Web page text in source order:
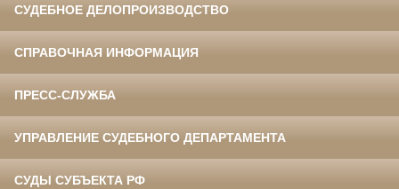
СУДЕБНОЕ ДЕЛОПРОИЗВОДСТВО
СПРАВОЧНАЯ ИНФОРМАЦИЯ
ПРЕСС-СЛУЖБА
УПРАВЛЕНИЕ СУДЕБНОГО ДЕПАРТАМЕНТА
СУДЫ СУБЪЕКТА РФ